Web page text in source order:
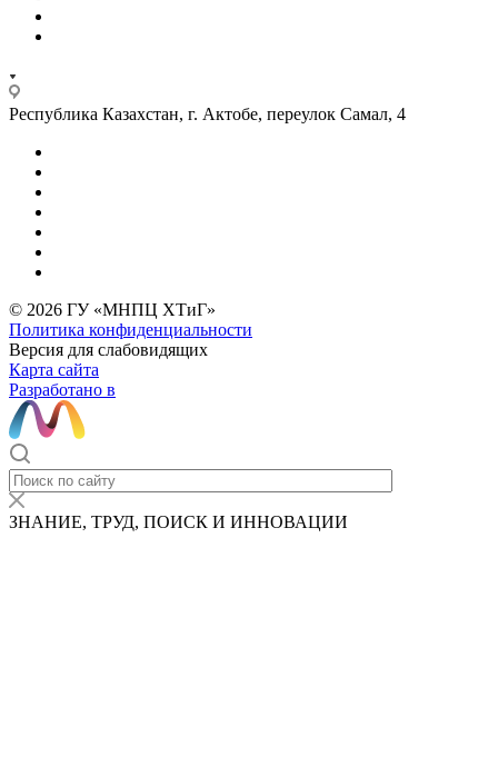
Республика Казахстан, г. Актобе, переулок Самал, 4
© 2026 ГУ «МНПЦ ХТиГ»
Политика конфиденциальности
Версия для слабовидящих
Карта сайта
Разработано в
ЗНАНИЕ, ТРУД, ПОИСК И ИННОВАЦИИ